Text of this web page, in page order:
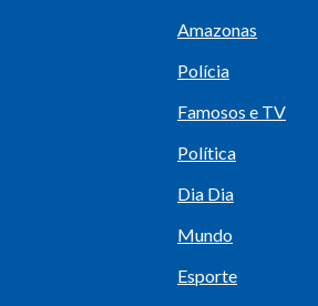
Amazonas
Polícia
Famosos e TV
Política
Dia Dia
Mundo
Esporte